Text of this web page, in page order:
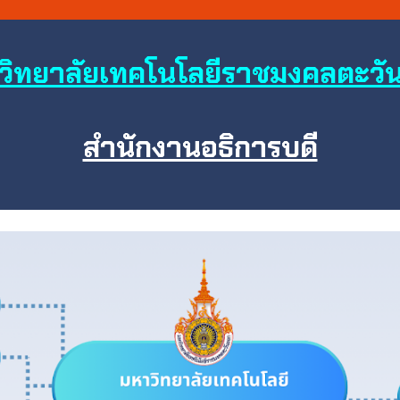
ทยาลัยเทคโนโลยีราชมงคลตะวั
สำนักงานอธิการบดี